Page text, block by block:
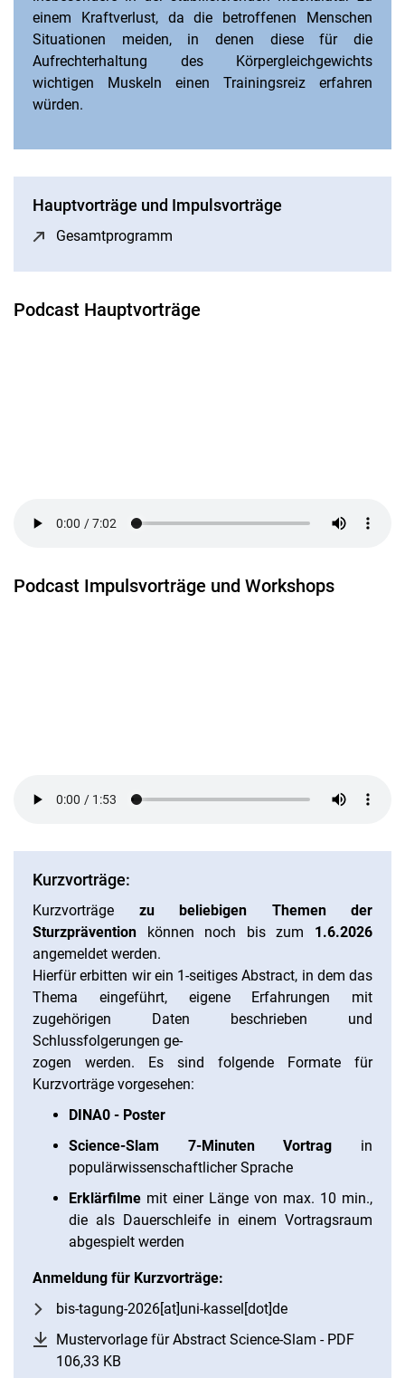
einem Kraftverlust, da die betroffenen Menschen
Situationen meiden, in denen diese für die
Aufrechterhaltung des Körpergleichgewichts
wichtigen Muskeln einen Trainingsreiz erfahren
würden.
Hauptvorträge und Impulsvorträge
Gesamtprogramm
Podcast Hauptvorträge
Podcast Impulsvorträge und Workshops
Kurzvorträge:
Kurzvorträge zu beliebigen Themen der
Sturzprävention können noch bis zum 1.6.2026
angemeldet werden.
Hierfür erbitten wir ein 1-seitiges Abstract, in dem das
Thema eingeführt, eigene Erfahrungen mit
zugehörigen Daten beschrieben und
Schlussfolgerungen ge-
zogen werden. Es sind folgende Formate für
Kurzvorträge vorgesehen:
DINA0 - Poster
Science-Slam 7-Minuten Vortrag in
populärwissenschaftlicher Sprache
Erklärfilme mit einer Länge von max. 10 min.,
die als Dauerschleife in einem Vortragsraum
abgespielt werden
Anmeldung für Kurzvorträge:
bis-tagung-2026[at]uni-kassel[dot]de
Mustervorlage für Abstract Science-Slam - PDF
106,33 KB